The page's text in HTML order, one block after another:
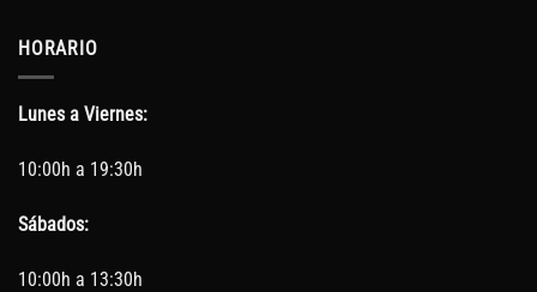
HORARIO
Lunes a Viernes:
10:00h a 19:30h
Sábados:
10:00h a 13:30h